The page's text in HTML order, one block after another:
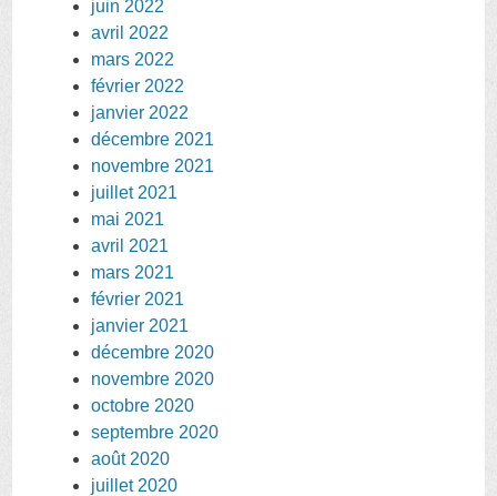
juin 2022
avril 2022
mars 2022
février 2022
janvier 2022
décembre 2021
novembre 2021
juillet 2021
mai 2021
avril 2021
mars 2021
février 2021
janvier 2021
décembre 2020
novembre 2020
octobre 2020
septembre 2020
août 2020
juillet 2020